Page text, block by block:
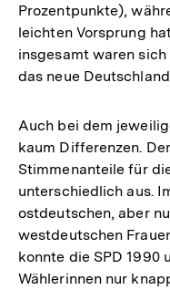
Prozentpunkte),
leichten Vorsprung
insgesamt waren
das neue
Auch bei dem
kaum Differenzen.
Stimmenanteile für
unterschiedlich aus.
ostdeutschen, aber
westdeutschen
konnte die SPD 1990
Wählerinnen nur